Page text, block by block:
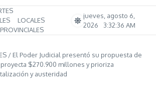
LOCALES
PROVINCIALES
jueves, agosto 6,
2026
3:32:37 AM
/ El Poder Judicial presentó su propuesta de
$270.900 millones y prioriza
y austeridad